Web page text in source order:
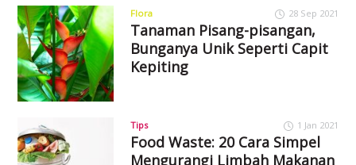
Flora 28 Sep 2021
Tanaman Pisang-pisangan,
Bunganya Unik Seperti Capit
Kepiting
Tips 1 Jan 2021
Food Waste: 20 Cara Simpel
Mengurangi Limbah Makanan